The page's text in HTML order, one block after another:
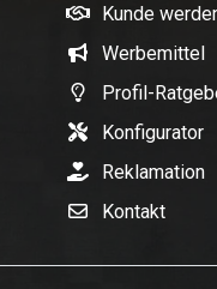
Kunde
Werbemittel
Profil-
Konfigurator
Reklamation
Kontakt